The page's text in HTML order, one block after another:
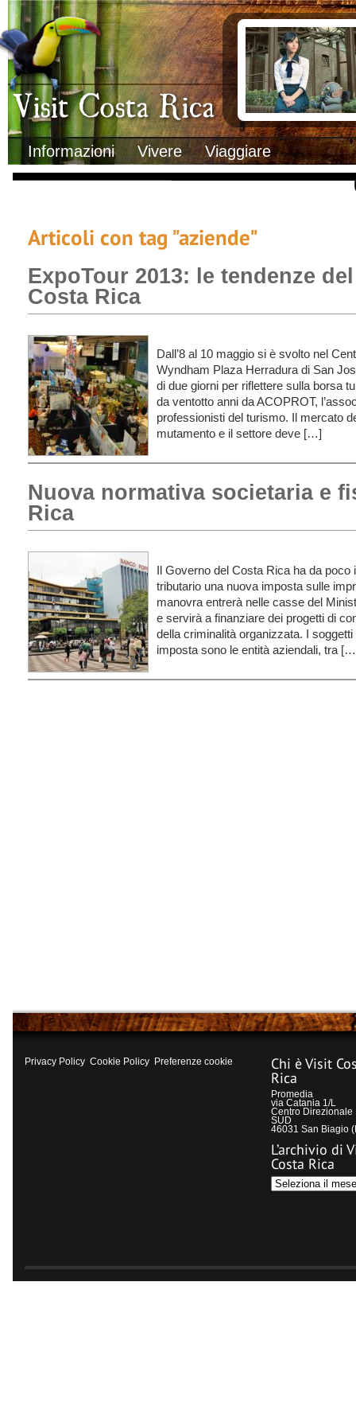
Visit Costa Rica
Informazioni Vivere Viaggiare
Clima
Geografia
Informazioni Geografiche
Letteratura e cultura
Gastronomia
Lo sapevi che
Musica
Natura
Storia
Trasporti Interni
Documenti
Italiani in Costa
L’ambasciata
Opportunità
Articoli con tag "aziende"
ExpoTour 2013: le tendenze
Costa Rica
Dall’8 al 10 maggio si è svolto nel
Wyndham Plaza Herradura di San
di due giorni per riflettere sulla borsa
da ventotto anni da ACOPROT,
professionisti del turismo. Il mercato
mutamento e il settore deve […]
Nuova normativa societaria e
Rica
Il Governo del Costa Rica ha da poco
tributario una nuova imposta sulle
manovra entrerà nelle casse del
e servirà a finanziare dei progetti di
della criminalità organizzata. I
imposta sono le entità aziendali, tra
Privacy Policy Cookie Policy Preferenze cookie Chi è Visit
Rica
Promedia
via Catania 1/L
Centro Direzionale
SUD
46031 San Biagio
L’archivio di
Costa Rica
L’archivio
di